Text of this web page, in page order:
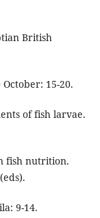
British
15-20.
of fish larvae.
fish nutrition.
9-14.